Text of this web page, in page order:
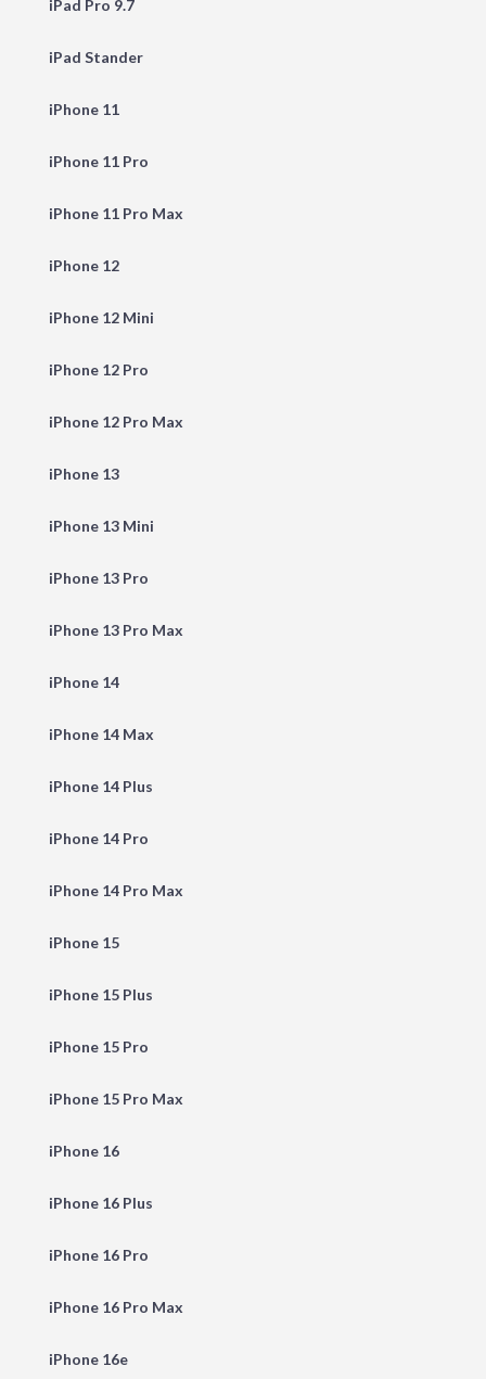
iPad Pro 9.7
iPad Stander
iPhone 11
iPhone 11 Pro
iPhone 11 Pro Max
iPhone 12
iPhone 12 Mini
iPhone 12 Pro
iPhone 12 Pro Max
iPhone 13
iPhone 13 Mini
iPhone 13 Pro
iPhone 13 Pro Max
iPhone 14
iPhone 14 Max
iPhone 14 Plus
iPhone 14 Pro
iPhone 14 Pro Max
iPhone 15
iPhone 15 Plus
iPhone 15 Pro
iPhone 15 Pro Max
iPhone 16
iPhone 16 Plus
iPhone 16 Pro
iPhone 16 Pro Max
iPhone 16e